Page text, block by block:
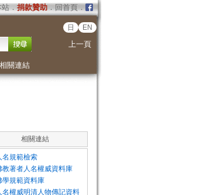
站． 捐款贊助．回首頁．
日 EN
上一頁
相關連結
相關連結
名規範檢索
教著者人名權威資料庫
學規範資料庫
名權威明清人物傳記資料